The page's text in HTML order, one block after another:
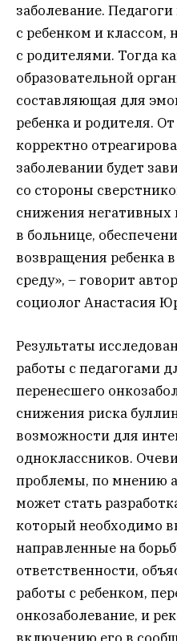
заболевание.
с ребенком и классом,
с родителями. Тогда
образовательной
составляющая для
ребенка и родителя.
корректно
заболевании будет
со стороны
снижения негативных
в больнице,
возвращения ребенка
среду», – говорит
социолог Анастасия
Результаты
работы с педагогами
перенесшего
снижения риска
возможности для
одноклассников.
проблемы, по мнению
может стать
который необходимо
направленные на
ответственности,
работы с ребенком,
онкозаболевание, и